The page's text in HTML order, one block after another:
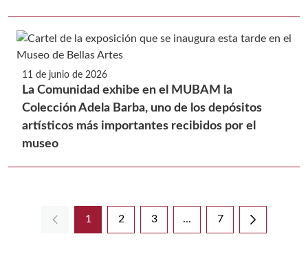
11 de junio de 2026
La Comunidad exhibe en el MUBAM la
Colección Adela Barba, uno de los depósitos
artísticos más importantes recibidos por el
museo
1 2 3 ...
Páginas intermedias
Página
7